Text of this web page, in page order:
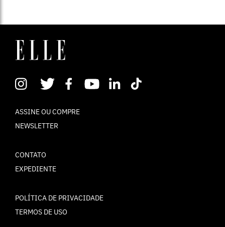
ASSINE OU COMPRE
NEWSLETTER
CONTATO
EXPEDIENTE
POLÍTICA DE PRIVACIDADE
TERMOS DE USO